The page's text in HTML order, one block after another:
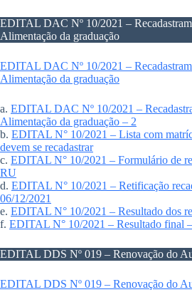
EDITAL DAC Nº 10/2021 –
Alimentação da graduação
EDITAL DAC Nº 10/2021 –
Alimentação da graduação
a. EDITAL DAC Nº 10/2021 –
Alimentação da graduação – 2
b. EDITAL N° 10/2021 – Lista com
devem se recadastrar
c. EDITAL N° 10/2021 – Formulário de
RU
d. EDITAL N° 10/2021 – Retificação
06/12/2021
e. EDITAL N° 10/2021 – Resultado dos
f. EDITAL N° 10/2021 – Resultado final
EDITAL DDS Nº 019 – Renovação do
EDITAL DDS Nº 019 – Renovação do